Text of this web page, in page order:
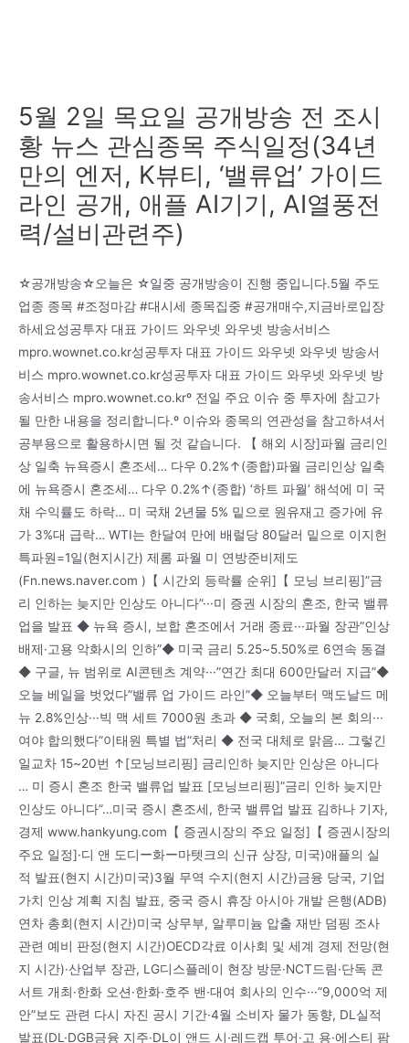
5월 2일 목요일 공개방송 전 조시
황 뉴스 관심종목 주식일정(34년
만의 엔저, K뷰티, ‘밸류업’ 가이드
라인 공개, 애플 AI기기, AI열풍전
력/설비관련주)
☆공개방송☆오늘은 ☆일중 공개방송이 진행 중입니다.5월 주도
업종 종목 #조정마감 #대시세 종목집중 #공개매수,지금바로입장
하세요성공투자 대표 가이드 와우넷 와우넷 방송서비스
mpro.wownet.co.kr성공투자 대표 가이드 와우넷 와우넷 방송서
비스 mpro.wownet.co.kr성공투자 대표 가이드 와우넷 와우넷 방
송서비스 mpro.wownet.co.krº 전일 주요 이슈 중 투자에 참고가
될 만한 내용을 정리합니다.º 이슈와 종목의 연관성을 참고하셔서
공부용으로 활용하시면 될 것 같습니다. 【 해외 시장]파월 금리인
상 일축 뉴욕증시 혼조세… 다우 0.2%↑(종합)파월 금리인상 일축
에 뉴욕증시 혼조세… 다우 0.2%↑(종합) ‘하트 파월’ 해석에 미 국
채 수익률도 하락… 미 국채 2년물 5% 밑으로 원유재고 증가에 유
가 3%대 급락… WTI는 한달여 만에 배럴당 80달러 밑으로 이지헌
특파원=1일(현지시간) 제롬 파월 미 연방준비제도
(Fn.news.naver.com )【 시간외 등락률 순위]【 모닝 브리핑]”금
리 인하는 늦지만 인상도 아니다”···미 증권 시장의 혼조, 한국 밸류
업을 발표 ◆ 뉴욕 증시, 보합 혼조에서 거래 종료···파월 장관”인상
배제·고용 악화시의 인하”◆ 미국 금리 5.25~5.50%로 6연속 동결
◆ 구글, 뉴 범위로 AI콘텐츠 계약···”연간 최대 600만달러 지급”◆
오늘 베일을 벗었다”밸류 업 가이드 라인”◆ 오늘부터 맥도날드 메
뉴 2.8%인상···빅 맥 세트 7000원 초과 ◆ 국회, 오늘의 본 회의···
여야 합의했다”이태원 특별 법”처리 ◆ 전국 대체로 맑음… 그렇긴
일교차 15~20번 ↑[모닝브리핑] 금리인하 늦지만 인상은 아니다
… 미 증시 혼조 한국 밸류업 발표 [모닝브리핑]”금리 인하 늦지만
인상도 아니다”…미국 증시 혼조세, 한국 밸류업 발표 김하나 기자,
경제 www.hankyung.com【 증권시장의 주요 일정]【 증권시장의
주요 일정]·디 앤 도디ー화ー마텟크의 신규 상장, 미국)애플의 실
적 발표(현지 시간)미국)3월 무역 수지(현지 시간)금융 당국, 기업
가치 인상 계획 지침 발표, 중국 증시 휴장 아시아 개발 은행(ADB)
연차 총회(현지 시간)미국 상무부, 알루미늄 압출 재반 덤핑 조사
관련 예비 판정(현지 시간)OECD각료 이사회 및 세계 경제 전망(현
지 시간)·산업부 장관, LG디스플레이 현장 방문·NCT드림·단독 콘
서트 개최·한화 오션·한화·호주 밴·대여 회사의 인수···”9,000억 제
안”보도 관련 다시 자진 공시 기간·4월 소비자 물가 동향, DL실적
발표(DL·DGB금융 지주·DL이 앤드 시·레드캡 투어·고 용·에스티 팜